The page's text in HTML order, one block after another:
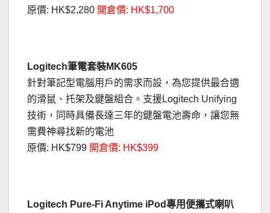
原價: HK$2,280 開倉價: HK$1,700
Logitech筆電套裝MK605
針對筆記型電腦用戶的需求而設，為您提供最合適
的滑鼠、托架及鍵盤組合。支援Logitech Unifying
技術，同時具備長達三年的鍵盤電池壽命，讓您無
需費神尋找新的電池
原價: HK$799 開倉價: HK$399
Logitech Pure-Fi Anytime iPod專用便攜式喇叭